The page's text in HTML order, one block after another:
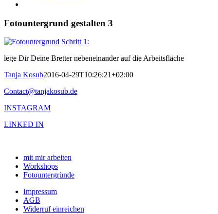
Fotountergrund gestalten 3
lege Dir Deine Bretter nebeneinander auf die Arbeitsfläche
Tanja Kosub2016-04-29T10:26:21+02:00
Contact@tanjakosub.de
INSTAGRAM
LINKED IN
mit mir arbeiten
Workshops
Fotountergründe
Impressum
AGB
Widerruf einreichen